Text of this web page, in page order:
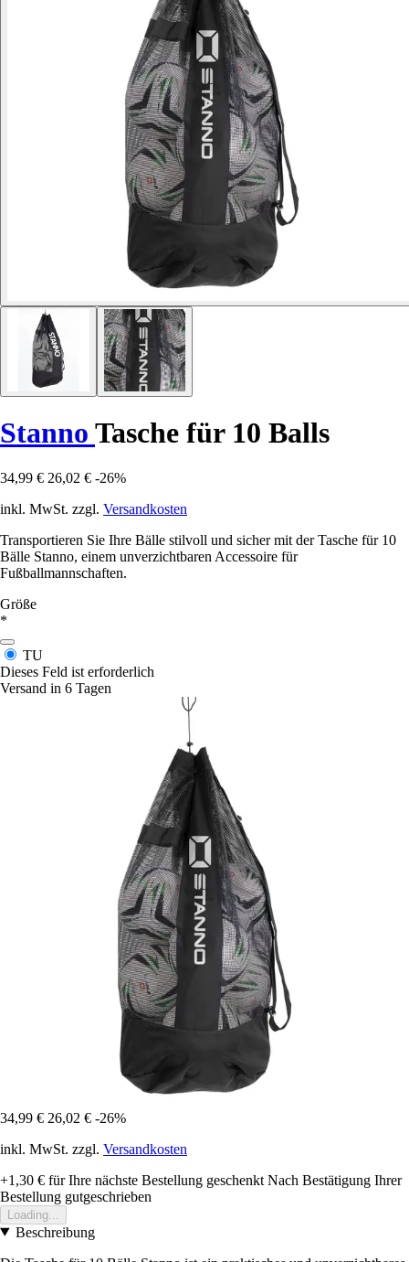
Stanno Tasche für 10 Balls
34,99 € 26,02 € -26%
inkl. MwSt. zzgl. Versandkosten
Transportieren Sie Ihre Bälle stilvoll und sicher mit der Tasche für 10
Bälle Stanno, einem unverzichtbaren Accessoire für
Fußballmannschaften.
Größe
*
TU
Dieses Feld ist erforderlich
Versand in 6 Tagen
34,99 € 26,02 € -26%
inkl. MwSt. zzgl. Versandkosten
+1,30 € für Ihre nächste Bestellung geschenkt Nach Bestätigung Ihrer
Bestellung gutgeschrieben
Loading...
Beschreibung